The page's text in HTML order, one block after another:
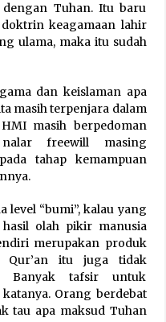
Tuhan. Itu baru
doktrin keagamaan lahir
ulama, maka itu sudah
dan keislaman apa
masih terpenjara dalam
masih berpedoman
freewill masing
tahap kemampuan
level “bumi”, kalau yang
olah pikir manusia
merupakan produk
Qur’an itu juga tidak
Banyak tafsir untuk
Orang berdebat
tau apa maksud Tuhan